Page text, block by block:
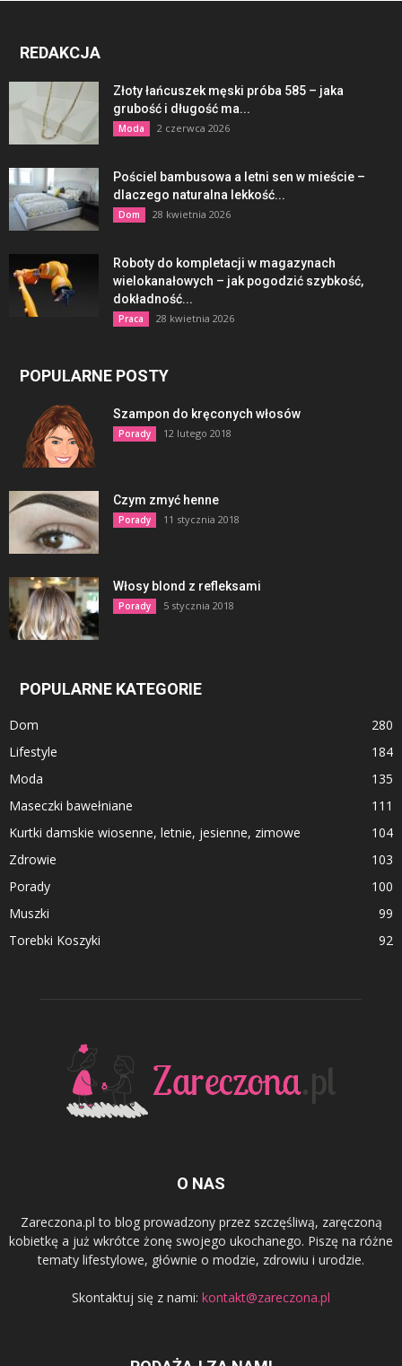
REDAKCJA
Złoty łańcuszek męski próba 585 – jaka
grubość i długość ma...
Moda 2 czerwca 2026
Pościel bambusowa a letni sen w mieście –
dlaczego naturalna lekkość...
Dom 28 kwietnia 2026
Roboty do kompletacji w magazynach
wielokanałowych – jak pogodzić szybkość,
dokładność...
Praca 28 kwietnia 2026
POPULARNE POSTY
Szampon do kręconych włosów
Porady 12 lutego 2018
Czym zmyć henne
Porady 11 stycznia 2018
Włosy blond z refleksami
Porady 5 stycznia 2018
POPULARNE KATEGORIE
Dom
280
Lifestyle
184
Moda
135
Maseczki bawełniane
111
Kurtki damskie wiosenne, letnie, jesienne, zimowe
104
Zdrowie
103
Porady
100
Muszki
99
Torebki Koszyki
92
O NAS
Zareczona.pl to blog prowadzony przez szczęśliwą, zaręczoną
kobietkę a już wkrótce żonę swojego ukochanego. Piszę na różne
tematy lifestylowe, głównie o modzie, zdrowiu i urodzie.
Skontaktuj się z nami: kontakt@zareczona.pl